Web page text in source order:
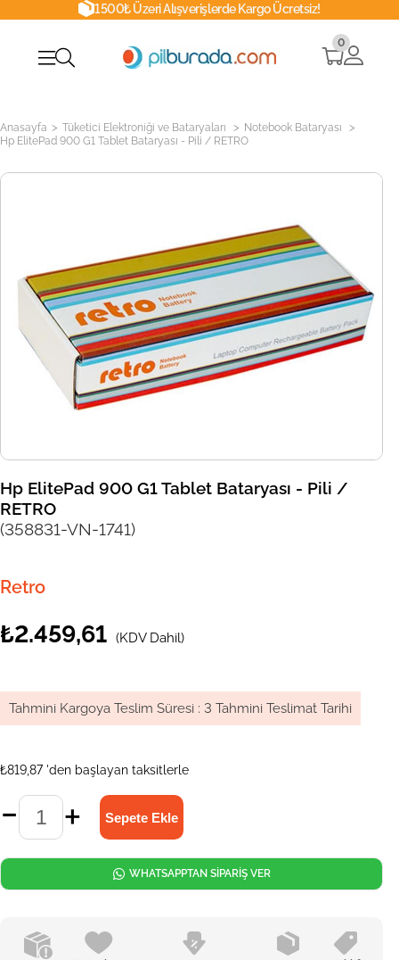
1500₺ Üzeri Alışverişlerde Kargo Ücretsiz!
0
Anasayfa > Tüketici Elektroniği ve Bataryaları > Notebook Bataryası >
Hp ElitePad 900 G1 Tablet Bataryası - Pili / RETRO
Hp ElitePad 900 G1 Tablet Bataryası - Pili /
RETRO
(358831-VN-1741)
Retro
₺2.459,61 (KDV Dahil)
Tahmini Kargoya Teslim Süresi : 3 Tahmini Teslimat Tarihi
₺819,87 'den başlayan taksitlerle
WHATSAPPTAN SİPARİŞ VER